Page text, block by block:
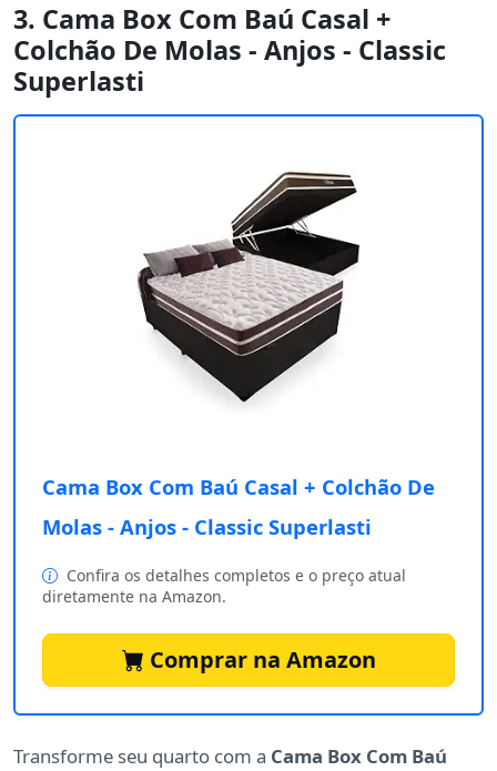
3. Cama Box Com Baú Casal +
Colchão De Molas - Anjos - Classic
Superlasti
Cama Box Com Baú Casal + Colchão De
Molas - Anjos - Classic Superlasti
Confira os detalhes completos e o preço atual
diretamente na Amazon.
Comprar na Amazon
Transforme seu quarto com a Cama Box Com Baú